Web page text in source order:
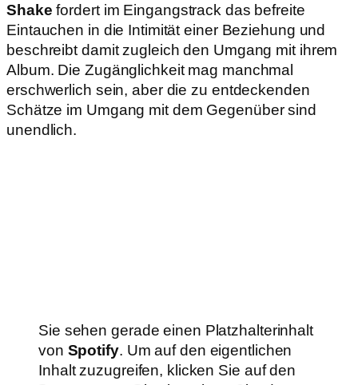
Shake fordert im Eingangstrack das befreite
Eintauchen in die Intimität einer Beziehung und
beschreibt damit zugleich den Umgang mit ihrem
Album. Die Zugänglichkeit mag manchmal
erschwerlich sein, aber die zu entdeckenden
Schätze im Umgang mit dem Gegenüber sind
unendlich.
Sie sehen gerade einen Platzhalterinhalt
von Spotify. Um auf den eigentlichen
Inhalt zuzugreifen, klicken Sie auf den